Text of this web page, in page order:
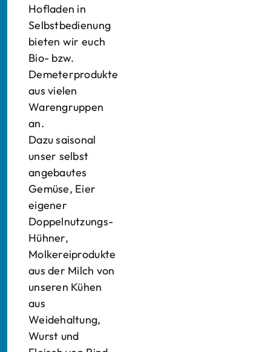
Hofladen in
Selbstbedienung
bieten wir euch
Bio- bzw.
Demeterprodukte
aus vielen
Warengruppen
an.
Dazu saisonal
unser selbst
angebautes
Gemüse, Eier
eigener
Doppelnutzungs-
Hühner,
Molkereiprodukte
aus der Milch von
unseren Kühen
aus
Weidehaltung,
Wurst und